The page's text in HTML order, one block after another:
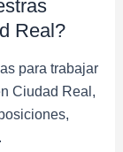
Real?
para trabajar
Ciudad Real,